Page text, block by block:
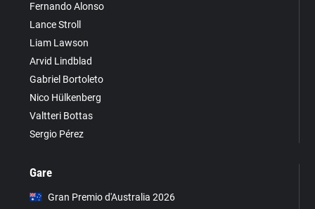
Fernando Alonso
Lance Stroll
Liam Lawson
Arvid Lindblad
Gabriel Bortoleto
Nico Hülkenberg
Valtteri Bottas
Sergio Pérez
Gare
Gran Premio d'Australia 2026